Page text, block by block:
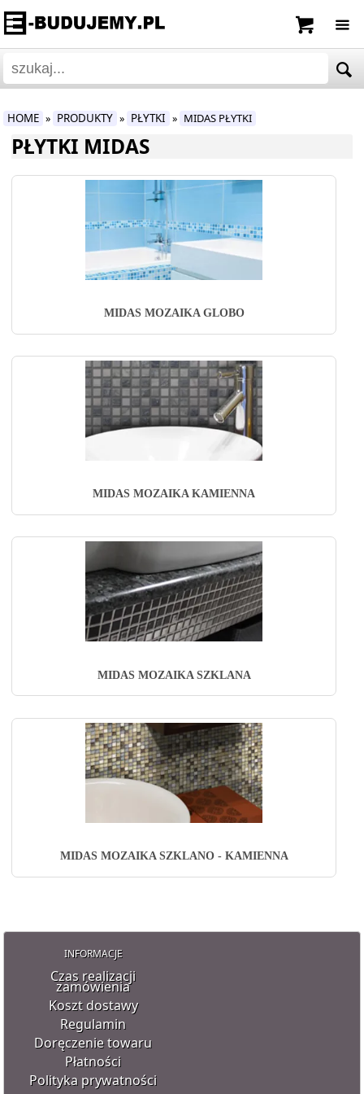
HOME » PRODUKTY » PŁYTKI » MIDAS PŁYTKI
PŁYTKI MIDAS
MIDAS MOZAIKA GLOBO
MIDAS MOZAIKA KAMIENNA
MIDAS MOZAIKA SZKLANA
MIDAS MOZAIKA SZKLANO - KAMIENNA
INFORMACJE
Czas realizacji
zamówienia
Koszt dostawy
Regulamin
Doręczenie towaru
Płatności
Polityka prywatności